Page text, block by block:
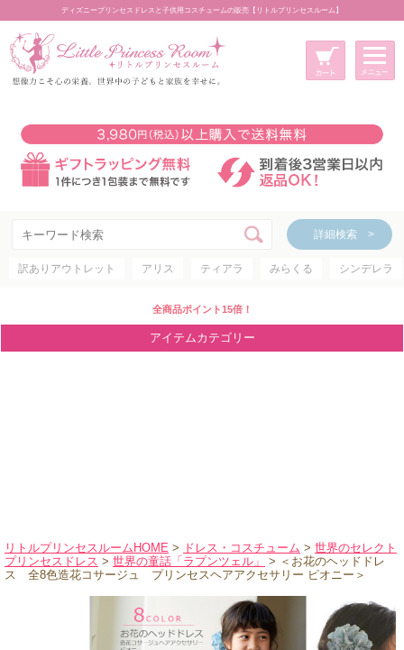
ディズニープリンセスドレスと子供用コスチュームの販売【リトルプリンセスルーム】
詳細検索 >
訳ありアウトレット アリス ティアラ みらくる シンデレラ
全商品ポイント15倍！
アイテムカテゴリー
リトルプリンセスルームHOME > ドレス・コスチューム > 世界のセレクト
プリンセスドレス > 世界の童話「ラプンツェル」
> ＜お花のヘッドドレ
ス 全8色造花コサージュ プリンセスヘアアクセサリー ピオニー＞
新規会員登録
マイページ
カート
詳細検索 >
アイテムカテゴリー
ディズニープリンセス
ディズニキャラクター
アウトレット
ショッピングインフォメーション
会社概要